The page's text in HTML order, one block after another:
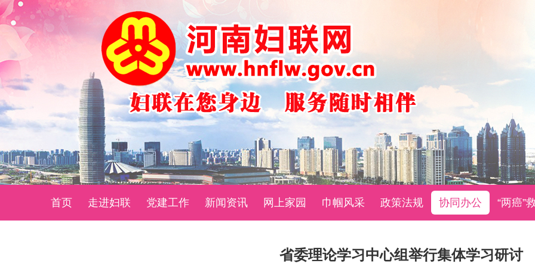
首页 走进妇联 党建工作 新闻资讯 网上家园 巾帼风采 政策法规 协同办公 “两癌”
省委理论学习中心组举行集体学习研讨